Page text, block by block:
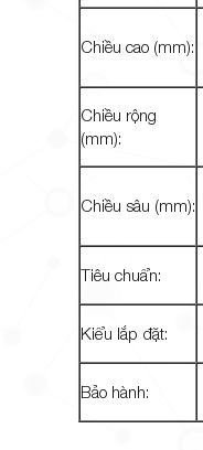
Chiều cao (mm):
Chiều rộng
(mm):
Chiều sâu (mm):
Tiêu chuẩn:
Kiểu lắp đặt:
Bảo hành: